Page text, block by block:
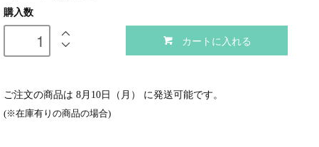
購入数
カートに入れる
ご注文の商品は 8月10日（月） に発送可能です。
(※在庫有りの商品の場合)